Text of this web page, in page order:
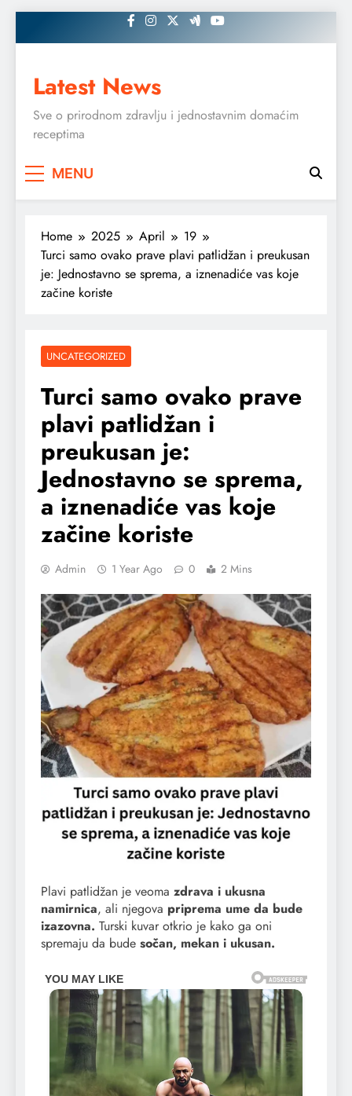
to
Latest News
Sve o prirodnom zdravlju i jednostavnim domaćim
receptima
MENU
Home 2025 April
19
Turci samo ovako prave plavi patlidžan i preukusan
je: Jednostavno se sprema, a iznenadiće vas koje
začine koriste
UNCATEGORIZED
Turci samo ovako prave
plavi patlidžan i
preukusan je:
Jednostavno se sprema,
a iznenadiće vas koje
začine koriste
Admin 1 Year Ago 0 2 Mins
Plavi patlidžan je veoma zdrava i ukusna
namirnica, ali njegova priprema ume da bude
izazovna. Turski kuvar otkrio je kako ga oni
spremaju da bude sočan, mekan i ukusan.